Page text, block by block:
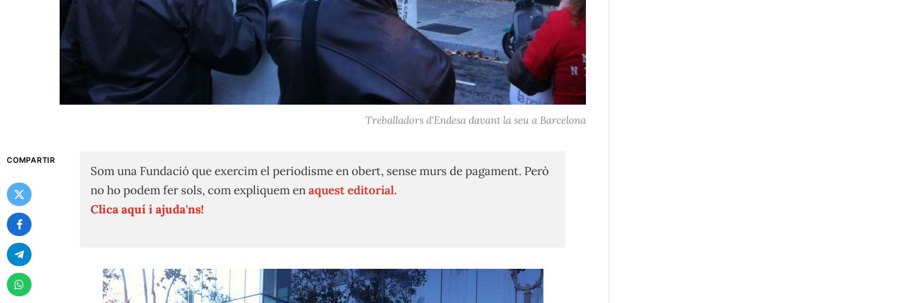
Treballadors d'Endesa davant la seu a Barcelona
COMPARTIR
Som una Fundació que exercim el periodisme en obert, sense murs de pagament. Però
no ho podem fer sols, com expliquem enaquest editorial.
Clica aquí i ajuda'ns!